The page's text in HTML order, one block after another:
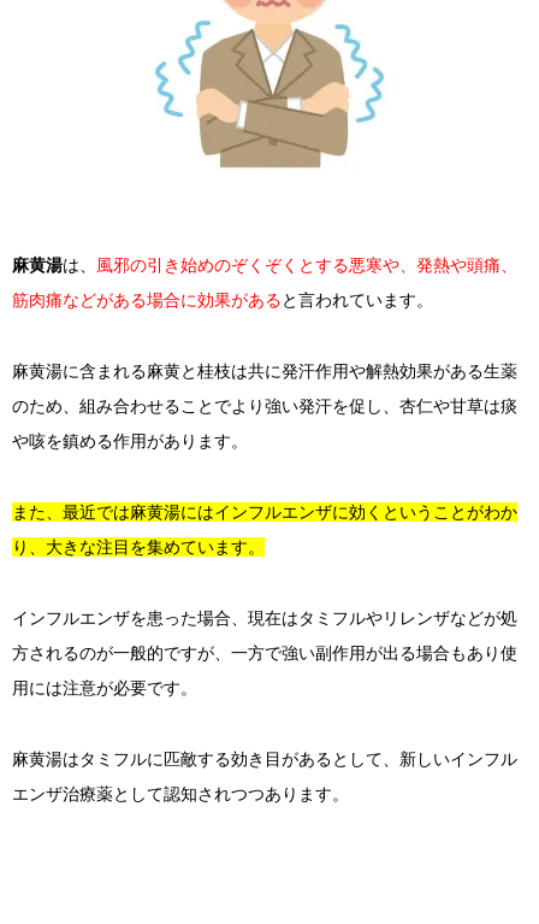
麻黄湯は、 風邪の引き始めのぞくぞくとする悪寒や、発熱や頭痛、
筋肉痛などがある場合に効果があると言われています。
麻黄湯に含まれる麻黄と桂枝は共に発汗作用や解熱効果がある生薬
のため、組み合わせることでより強い発汗を促し、杏仁や甘草は痰
や咳を鎮める作用があります。
また、最近では麻黄湯にはインフルエンザに効くということがわか
り、大きな注目を集めています。
インフルエンザを患った場合、現在はタミフルやリレンザなどが処
方されるのが一般的ですが、一方で強い副作用が出る場合もあり使
用には注意が必要です。
麻黄湯はタミフルに匹敵する効き目があるとして、新しいインフル
エンザ治療薬として認知されつつあります。